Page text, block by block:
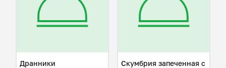
Дранники
Скумбрия запеченная с